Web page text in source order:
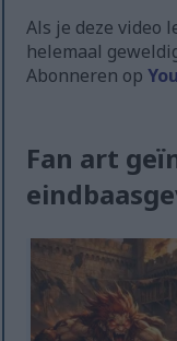
Als je deze video
helemaal
Abonneren op
Fan art